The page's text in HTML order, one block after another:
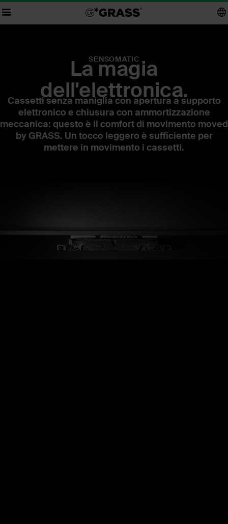
SENSOMATIC
La magia
dell'elettronica.
Cassetti senza maniglia con apertura a supporto
elettronico e chiusura con ammortizzazione
meccanica: questo è il comfort di movimento moved
by GRASS. Un tocco leggero è sufficiente per
mettere in movimento i cassetti.